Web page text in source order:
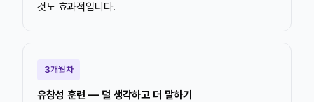
것도 효과적입니다.
3개월차
유창성 훈련 — 덜 생각하고 더 말하기